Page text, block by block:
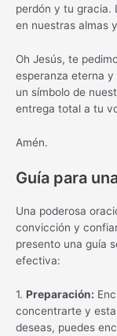
perdón y tu gracia.
en nuestras almas
Oh Jesús, te
esperanza eterna
un símbolo de
entrega total a tu
Amén.
Guía para
Una poderosa
convicción y
presento una guía
efectiva:
1. Preparación:
concentrarte y
deseas, puedes